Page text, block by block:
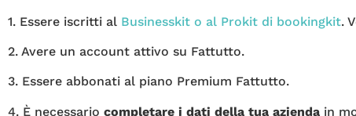
1. Essere iscritti al Businesskit o al Prokit di bookingkit.
2. Avere un account attivo su Fattutto.
3. Essere abbonati al piano Premium Fattutto.
4. È necessario completare i dati della tua azienda in